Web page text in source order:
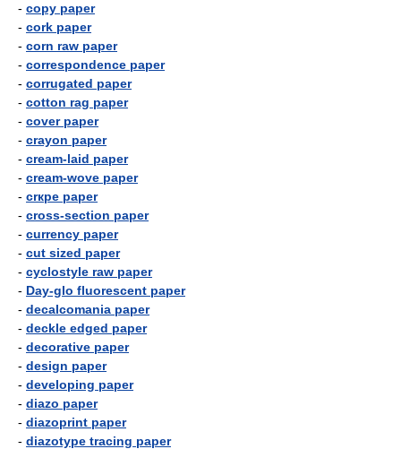
- copy paper
- cork paper
- corn raw paper
- correspondence paper
- corrugated paper
- cotton rag paper
- cover paper
- crayon paper
- cream-laid paper
- cream-wove paper
- crкpe paper
- cross-section paper
- currency paper
- cut sized paper
- cyclostyle raw paper
- Day-glo fluorescent paper
- decalcomania paper
- deckle edged paper
- decorative paper
- design paper
- developing paper
- diazo paper
- diazoprint paper
- diazotype tracing paper